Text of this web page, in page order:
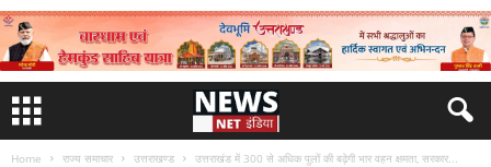
Home राज्य समाचार उत्तराखण्ड उत्तराखंड में 300 से अधिक पुलों की बढ़ेगी भार वहन क्षमता, सरकार...